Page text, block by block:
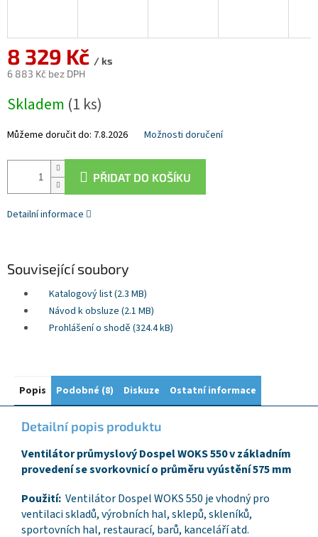
8 329 Kč / ks
6 883 Kč bez DPH
cena:
Skladem (1 ks)
Můžeme doručit do: 7.8.2026 Možnosti doručení
PŘIDAT DO KOŠÍKU
Detailní informace
Související soubory
Katalogový list (2.3 MB)
Návod k obsluze (2.1 MB)
Prohlášení o shodě (324.4 kB)
Popis Podobné (8) Diskuze Ostatní informace
Detailní popis produktu
Ventilátor průmyslový Dospel WOKS 550 v základním
provedení se svorkovnicí o průměru vyústění 575 mm
Použití: Ventilátor Dospel WOKS 550 je vhodný pro
ventilaci skladů, výrobních hal, sklepů, skleníků,
sportovních hal, restaurací, barů, kanceláří atd.